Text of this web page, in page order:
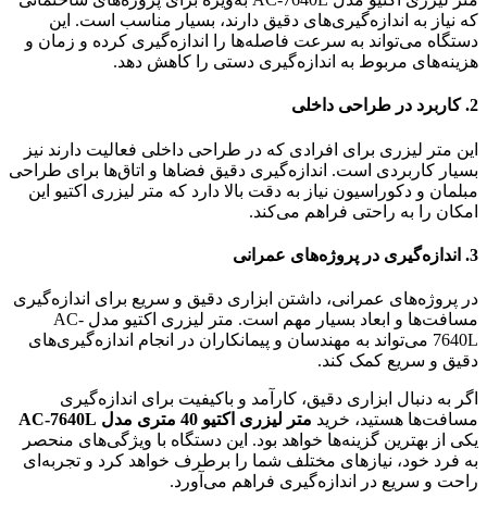
که نیاز به اندازه‌گیری‌های دقیق دارند، بسیار مناسب است. این
دستگاه می‌تواند به سرعت فاصله‌ها را اندازه‌گیری کرده و زمان و
هزینه‌های مربوط به اندازه‌گیری دستی را کاهش دهد.
2. کاربرد در طراحی داخلی
این متر لیزری برای افرادی که در طراحی داخلی فعالیت دارند نیز
بسیار کاربردی است. اندازه‌گیری دقیق فضاها و اتاق‌ها برای طراحی
مبلمان و دکوراسیون نیاز به دقت بالا دارد که متر لیزری اکتیو این
امکان را به راحتی فراهم می‌کند.
3. اندازه‌گیری در پروژه‌های عمرانی
در پروژه‌های عمرانی، داشتن ابزاری دقیق و سریع برای اندازه‌گیری
مسافت‌ها و ابعاد بسیار مهم است. متر لیزری اکتیو مدل AC-
7640L می‌تواند به مهندسان و پیمانکاران در انجام اندازه‌گیری‌های
دقیق و سریع کمک کند.
اگر به دنبال ابزاری دقیق، کارآمد و باکیفیت برای اندازه‌گیری
مسافت‌ها هستید، خرید متر لیزری اکتیو 40 متری مدل AC-7640L
یکی از بهترین گزینه‌ها خواهد بود. این دستگاه با ویژگی‌های منحصر
به فرد خود، نیازهای مختلف شما را برطرف خواهد کرد و تجربه‌ای
راحت و سریع در اندازه‌گیری فراهم می‌آورد.